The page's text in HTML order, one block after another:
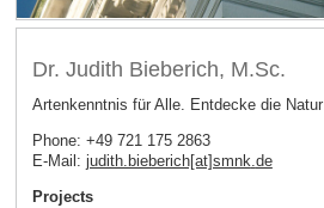
Dr. Judith Bieberich, M.Sc.
Artenkenntnis für Alle. Entdecke die Natur
Phone: +49 721 175 2863
E-Mail: judith.bieberich[at]smnk.de
Projects